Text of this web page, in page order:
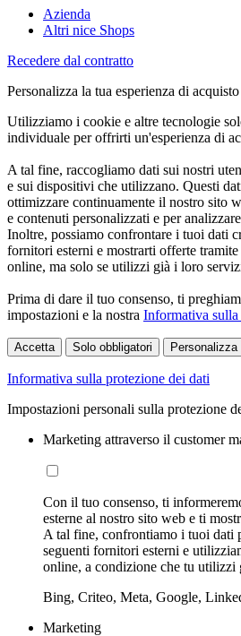
Azienda
Altri nice Shops
Recedere dal contratto
Personalizza la tua esperienza di acquisto
Utilizziamo i cookie e altre tecnologie
individuale per offrirti un'esperienza di
A tal fine, raccogliamo dati sui nostri
e sui dispositivi che utilizzano. Questi
ottimizzare continuamente il nostro sito
e contenuti personalizzati e per
Inoltre, possiamo confrontare i tuoi dati
fornitori esterni e mostrarti offerte
online, ma solo se utilizzi già i loro
Prima di dare il tuo consenso, ti
impostazioni e la nostra Informativa
Accetta Solo obbligatori
Informativa sulla protezione dei dati
Impostazioni personali sulla protezione
Marketing attraverso il customer
Con il tuo consenso, ti
esterne al nostro sito web e ti
A tal fine, confrontiamo i tuoi dati
seguenti fornitori esterni e
online, a condizione che tu utilizzi
Bing, Criteo, Meta, Google,
Marketing